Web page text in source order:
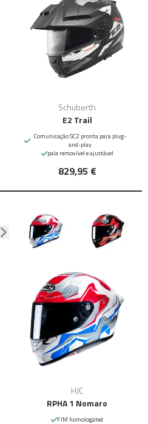
Schuberth
E2 Trail
Comunicação SC2 pronta para plug-
and-play
pala removível e ajustável
829,95 €
HJC
RPHA 1 Nomaro
FIM homologated